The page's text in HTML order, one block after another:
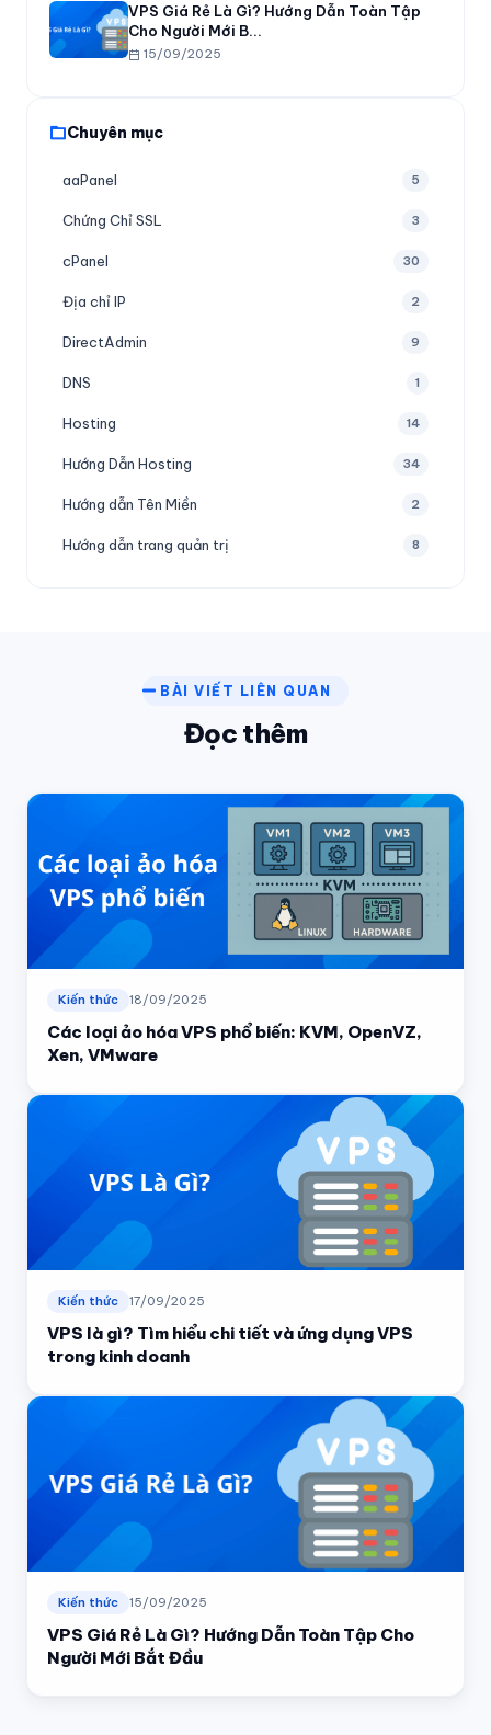
VPS Giá Rẻ Là Gì? Hướng Dẫn Toàn Tập
Cho Người Mới B...
15/09/2025
Chuyên mục
aaPanel 5
Chứng Chỉ SSL 3
cPanel 30
Địa chỉ IP 2
DirectAdmin 9
DNS 1
Hosting 14
Hướng Dẫn Hosting 34
Hướng dẫn Tên Miền 2
Hướng dẫn trang quản trị 8
BÀI VIẾT LIÊN QUAN
Đọc thêm
Kiến thức 18/09/2025
Các loại ảo hóa VPS phổ biến: KVM, OpenVZ,
Xen, VMware
Kiến thức 17/09/2025
VPS là gì? Tìm hiểu chi tiết và ứng dụng VPS
trong kinh doanh
Kiến thức 15/09/2025
VPS Giá Rẻ Là Gì? Hướng Dẫn Toàn Tập Cho
Người Mới Bắt Đầu